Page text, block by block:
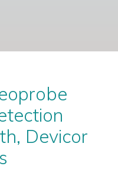
Devicor